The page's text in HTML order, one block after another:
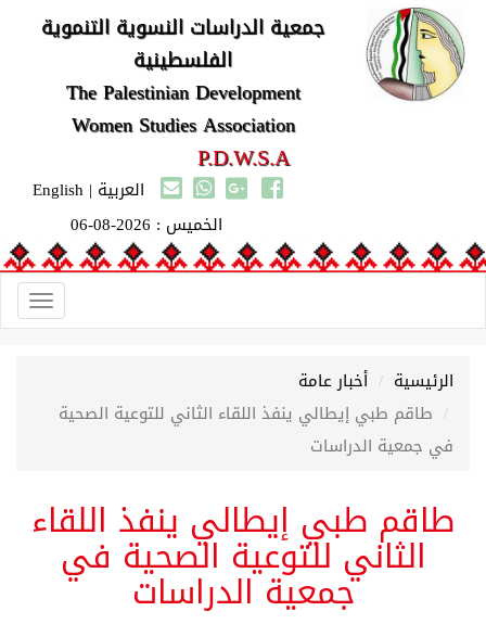
جمعية الدراسات النسوية التنموية
الفلسطينية
The Palestinian Development
Women Studies Association
P.D.W.S.A
العربية |
English
الخميس : 2026-08-06
الرئيسية
أخبار عامة
طاقم طبي إيطالي ينفذ اللقاء الثاني للتوعية الصحية
في جمعية الدراسات
طاقم طبي إيطالي ينفذ اللقاء
الثاني للتوعية الصحية في
جمعية الدراسات